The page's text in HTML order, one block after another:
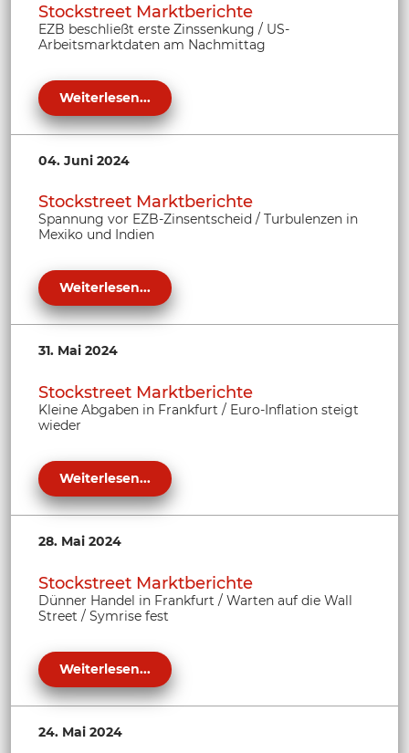
Stockstreet Marktberichte
EZB beschließt erste Zinssenkung / US-
Arbeitsmarktdaten am Nachmittag
Weiterlesen...
04. Juni 2024
Stockstreet Marktberichte
Spannung vor EZB-Zinsentscheid / Turbulenzen in
Mexiko und Indien
Weiterlesen...
31. Mai 2024
Stockstreet Marktberichte
Kleine Abgaben in Frankfurt / Euro-Inflation steigt
wieder
Weiterlesen...
28. Mai 2024
Stockstreet Marktberichte
Dünner Handel in Frankfurt / Warten auf die Wall
Street / Symrise fest
Weiterlesen...
24. Mai 2024